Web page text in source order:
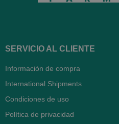
SERVICIO AL CLIENTE
Información de compra
International Shipments
Condiciones de uso
Política de privacidad